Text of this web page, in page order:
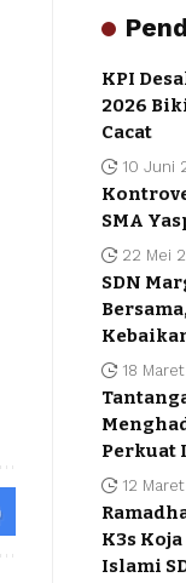
KPI
2026
Cacat
10 Juni
SMA
22 Mei
SDN
18
Perkuat
12
K3s
Islami